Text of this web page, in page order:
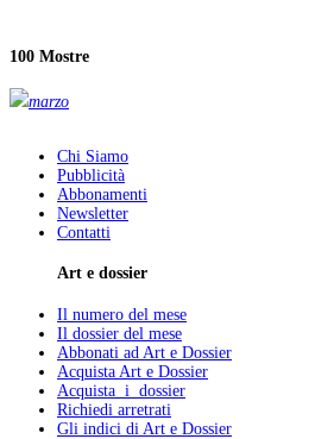
100 Mostre
marzo
Chi Siamo
Pubblicità
Abbonamenti
Newsletter
Contatti
Art e dossier
Il numero del mese
Il dossier del mese
Abbonati ad Art e Dossier
Acquista Art e Dossier
Acquista i dossier
Richiedi arretrati
Gli indici di Art e Dossier